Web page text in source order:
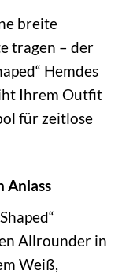
breite
tragen – der
Hemdes
Ihrem Outfit
für zeitlose
Anlass
Allrounder in
Weiß,